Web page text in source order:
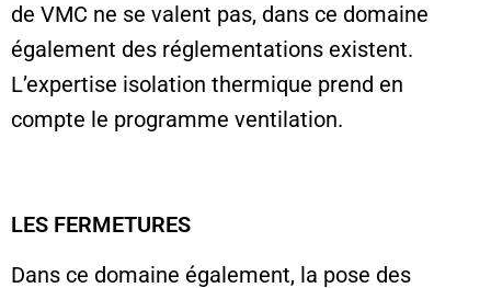
de VMC ne se valent pas, dans ce domaine
également des réglementations existent.
L’expertise isolation thermique prend en
compte le programme ventilation.
LES FERMETURES
Dans ce domaine également, la pose des